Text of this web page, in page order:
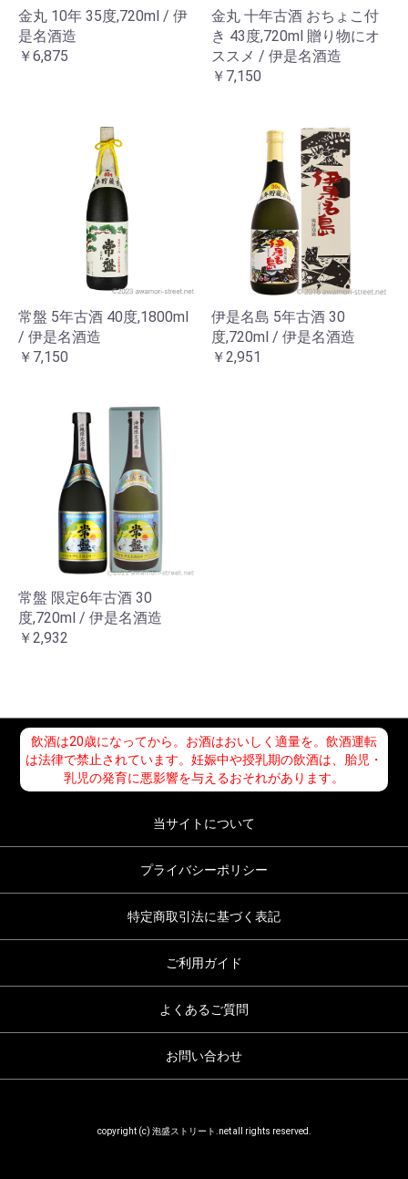
金丸 10年 35度,720ml / 伊
是名酒造
￥6,875
金丸 十年古酒 おちょこ付
き 43度,720ml 贈り物にオ
ススメ / 伊是名酒造
￥7,150
常盤 5年古酒 40度,1800ml
/ 伊是名酒造
￥7,150
伊是名島 5年古酒 30
度,720ml / 伊是名酒造
￥2,951
常盤 限定6年古酒 30
度,720ml / 伊是名酒造
￥2,932
飲酒は20歳になってから。お酒はおいしく適量を。飲酒運転
は法律で禁止されています。妊娠中や授乳期の飲酒は、胎児・
乳児の発育に悪影響を与えるおそれがあります。
当サイトについて
プライバシーポリシー
特定商取引法に基づく表記
ご利用ガイド
よくあるご質問
お問い合わせ
copyright (c) 泡盛ストリート.net all rights reserved.